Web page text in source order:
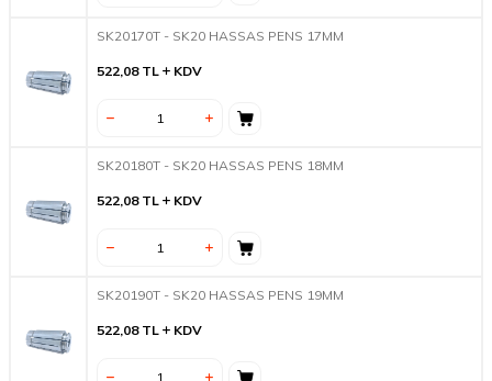
SK20170T - SK20 HASSAS PENS 17MM
522,08TL KDV
SK20180T - SK20 HASSAS PENS 18MM
522,08TL KDV
SK20190T - SK20 HASSAS PENS 19MM
522,08TL KDV